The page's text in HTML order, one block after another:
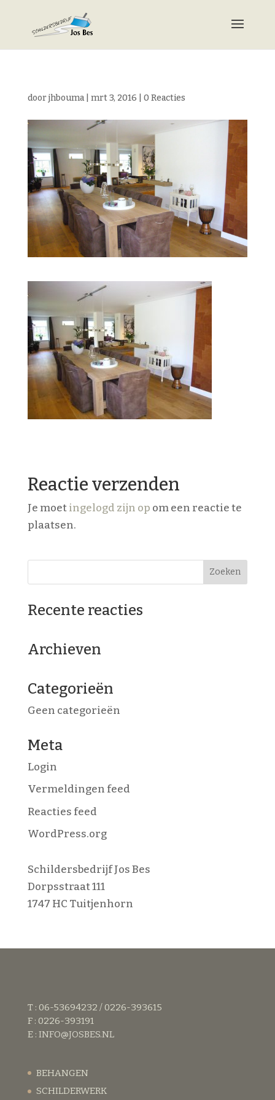
doorjhbouma| mrt 3, 2016 0 Reacties
Reactie verzenden
Je moetingelogd zijn op om een reactie te
plaatsen.
Recente reacties
Archieven
Categorieën
Geen categorieën
Meta
Login
Vermeldingen feed
Reacties feed
WordPress.org
Schildersbedrijf Jos Bes
Dorpsstraat 111
1747 HC Tuitjenhorn
T : 06-53694232 / 0226-393615
F : 0226-393191
E : INFO@JOSBES.NL
BEHANGEN
SCHILDERWERK